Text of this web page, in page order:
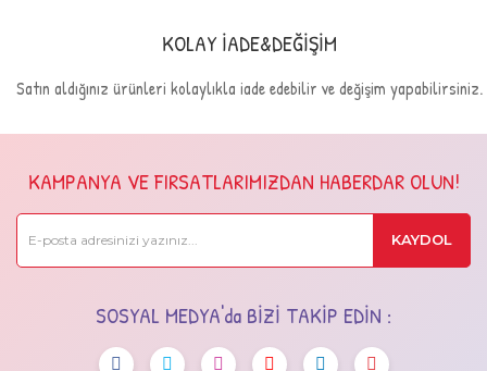
KOLAY İADE&DEĞİŞİM
Satın aldığınız ürünleri kolaylıkla iade edebilir ve değişim yapabilirsiniz.
KAMPANYA VE FIRSATLARIMIZDAN HABERDAR OLUN!
KAYDOL
SOSYAL MEDYA'da BİZİ TAKİP EDİN :